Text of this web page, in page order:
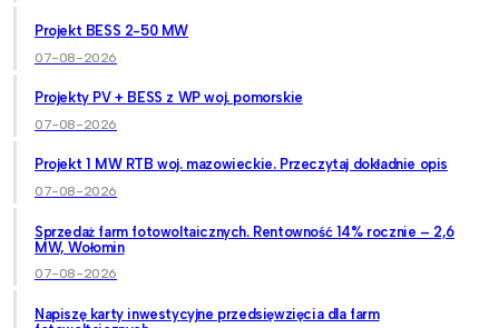
Projekt BESS 2-50 MW
07-08-2026
Projekty PV + BESS z WP woj. pomorskie
07-08-2026
Projekt 1 MW RTB woj. mazowieckie. Przeczytaj dokładnie opis
07-08-2026
Sprzedaż farm fotowoltaicznych. Rentowność 14% rocznie – 2,6
MW, Wołomin
07-08-2026
Napiszę karty inwestycyjne przedsięwzięcia dla farm